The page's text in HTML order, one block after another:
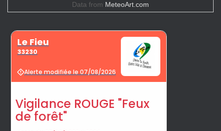
Data from MeteoArt.com